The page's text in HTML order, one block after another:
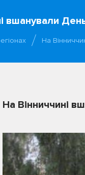
вшанували
На
На Вінниччині